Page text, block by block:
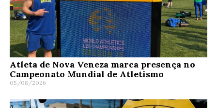
Atleta de Nova Veneza marca presença no
Campeonato Mundial de Atletismo
05/08/2026